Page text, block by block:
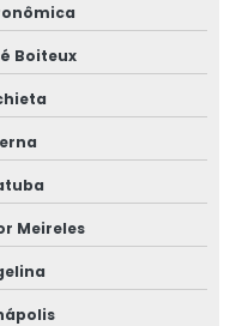
Boiteux
Meireles